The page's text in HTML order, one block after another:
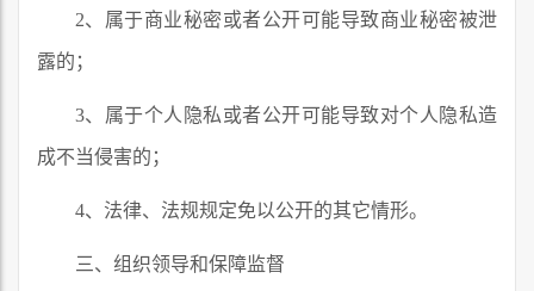
2、属于商业秘密或者公开可能导致商业秘密被泄
露的；
3、属于个人隐私或者公开可能导致对个人隐私造
成不当侵害的；
4、法律、法规规定免以公开的其它情形。
三、组织领导和保障监督